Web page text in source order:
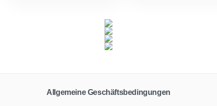
Allgemeine Geschäftsbedingungen